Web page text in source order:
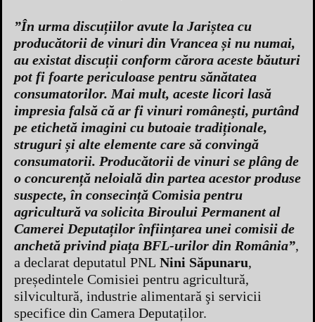
”În urma discuțiilor avute la Jariștea cu
producătorii de vinuri din Vrancea și nu numai,
au existat discuții conform cărora aceste băuturi
pot fi foarte periculoase pentru sănătatea
consumatorilor. Mai mult, aceste licori lasă
impresia falsă că ar fi vinuri românești, purtând
pe etichetă imagini cu butoaie tradiționale,
struguri și alte elemente care să convingă
consumatorii. Producătorii de vinuri se plâng de
o concurență neloială din partea acestor produse
suspecte, în consecință Comisia pentru
agricultură va solicita Biroului Permanent al
Camerei Deputaților înființarea unei comisii de
anchetă privind piața BFL-urilor din România”,
a declarat deputatul PNL Nini Săpunaru,
președintele Comisiei pentru agricultură,
silvicultură, industrie alimentară şi servicii
specifice din Camera Deputaților.